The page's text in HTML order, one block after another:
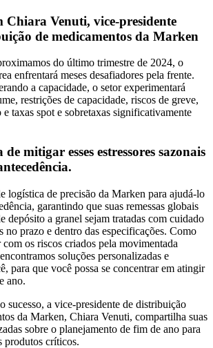
Chiara Venuti, vice-presidente
de medicamentos da Marken
do último trimestre de 2024, o
enfrentará meses desafiadores pela frente.
a capacidade, o setor experimentará
restrições de capacidade, riscos de greve,
e taxas spot e sobretaxas significativamente
mitigar esses estressores sazonais
logística de precisão da Marken para ajudá-lo
garantindo que suas remessas globais
depósito a granel sejam tratadas com cuidado
no prazo e dentro das especificações. Como
os riscos criados pela movimentada
soluções personalizadas e
para que você possa se concentrar em atingir
ano.
sucesso, a vice-presidente de distribuição
da Marken, Chiara Venuti, compartilha suas
sobre o planejamento de fim de ano para
produtos críticos.